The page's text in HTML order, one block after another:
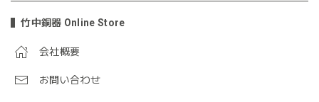
竹中銅器 Online Store
会社概要
お問い合わせ